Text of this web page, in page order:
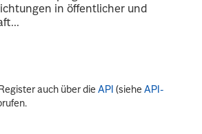
in öffentlicher und
auch über dieAPI (sieheAPI-